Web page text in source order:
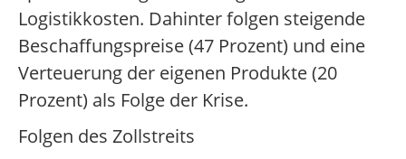
Logistikkosten. Dahinter folgen steigende
Beschaffungspreise (47 Prozent) und eine
Verteuerung der eigenen Produkte (20
Prozent) als Folge der Krise.
Folgen des Zollstreits